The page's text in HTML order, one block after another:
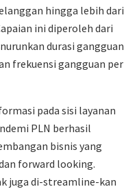
hingga lebih dari
ini diperoleh dari
durasi gangguan
frekuensi gangguan per
pada sisi layanan
PLN berhasil
bisnis yang
forward looking.
juga di-streamline-kan